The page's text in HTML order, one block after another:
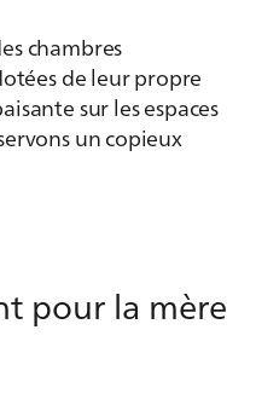
chambres
de leur propre
sur les espaces
un copieux
pour la mère